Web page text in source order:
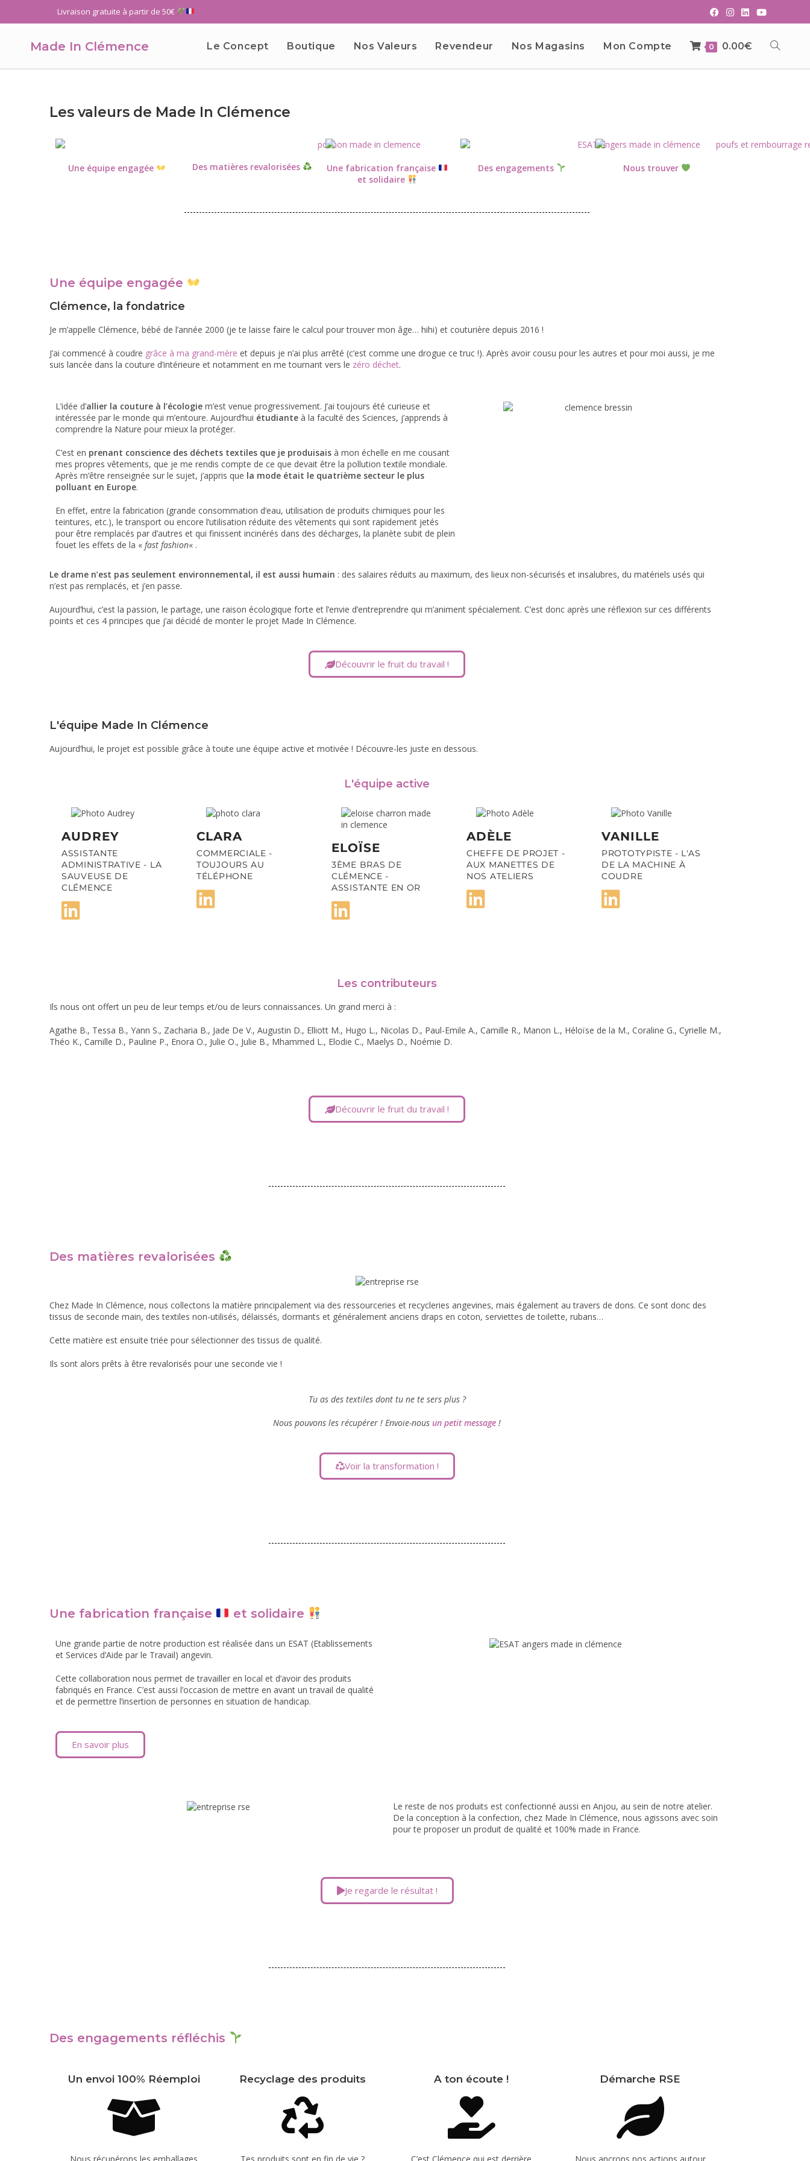
Livraison gratuite à partir de 50€
Made In Clémence Le Concept Boutique Nos Valeurs Revendeur Nos Magasins Mon Compte 0 0.00€
Les valeurs de Made In Clémence
Une équipe engagée Des matières revalorisées
Une fabrication française
et solidaire
Des engagements Nous trouver
Une équipe engagée
Clémence, la fondatrice
Je m’appelle Clémence, bébé de l’année 2000 (je te laisse faire le calcul pour trouver mon âge… hihi) et couturière depuis 2016 !
J’ai commencé à coudre grâce à ma grand-mère et depuis je n’ai plus arrêté (c’est comme une drogue ce truc !). Après avoir cousu pour les autres et pour moi aussi, je me
suis lancée dans la couture d’intérieure et notamment en me tournant vers le zéro déchet.
L’idée d’allier la couture à l’écologie m’est venue progressivement. J’ai toujours été curieuse et
intéressée par le monde qui m’entoure. Aujourd’hui étudiante à la faculté des Sciences, j’apprends à
comprendre la Nature pour mieux la protéger.
C’est en prenant conscience des déchets textiles que je produisais à mon échelle en me cousant
mes propres vêtements, que je me rendis compte de ce que devait être la pollution textile mondiale.
Après m’être renseignée sur le sujet, j’appris que la mode était le quatrième secteur le plus
polluant en Europe.
En effet, entre la fabrication (grande consommation d’eau, utilisation de produits chimiques pour les
teintures, etc.), le transport ou encore l’utilisation réduite des vêtements qui sont rapidement jetés
pour être remplacés par d’autres et qui finissent incinérés dans des décharges, la planète subit de plein
fouet les effets de la « fast fashion« .
Le drame n’est pas seulement environnemental, il est aussi humain : des salaires réduits au maximum, des lieux non-sécurisés et insalubres, du matériels usés qui
n’est pas remplacés, et j’en passe.
Aujourd’hui, c’est la passion, le partage, une raison écologique forte et l’envie d’entreprendre qui m’animent spécialement. C’est donc après une réflexion sur ces différents
points et ces 4 principes que j’ai décidé de monter le projet Made In Clémence.
Découvrir le fruit du travail !
L'équipe Made In Clémence
Aujourd’hui, le projet est possible grâce à toute une équipe active et motivée ! Découvre-les juste en dessous.
L'équipe active
AUDREY
ASSISTANTE
ADMINISTRATIVE - LA
SAUVEUSE DE
CLÉMENCE
CLARA
COMMERCIALE -
TOUJOURS AU
TÉLÉPHONE
ELOÏSE
3ÈME BRAS DE
CLÉMENCE -
ASSISTANTE EN OR
ADÈLE
CHEFFE DE PROJET -
AUX MANETTES DE
NOS ATELIERS
VANILLE
PROTOTYPISTE - L'AS
DE LA MACHINE À
COUDRE
Les contributeurs
Ils nous ont offert un peu de leur temps et/ou de leurs connaissances. Un grand merci à :
Agathe B., Tessa B., Yann S., Zacharia B., Jade De V., Augustin D., Elliott M., Hugo L., Nicolas D., Paul-Emile A., Camille R., Manon L., Héloïse de la M., Coraline G., Cyrielle M.,
Théo K., Camille D., Pauline P., Enora O., Julie O., Julie B., Mhammed L., Elodie C., Maelys D., Noémie D.
Découvrir le fruit du travail !
Des matières revalorisées
Chez Made In Clémence, nous collectons la matière principalement via des ressourceries et recycleries angevines, mais également au travers de dons. Ce sont donc des
tissus de seconde main, des textiles non-utilisés, délaissés, dormants et généralement anciens draps en coton, serviettes de toilette, rubans…
Cette matière est ensuite triée pour sélectionner des tissus de qualité.
Ils sont alors prêts à être revalorisés pour une seconde vie !
Tu as des textiles dont tu ne te sers plus ?
Nous pouvons les récupérer ! Envoie-nous un petit message !
Voir la transformation !
Une fabrication française et solidaire
Une grande partie de notre production est réalisée dans un ESAT (Etablissements
et Services d’Aide par le Travail) angevin.
Cette collaboration nous permet de travailler en local et d’avoir des produits
fabriqués en France. C’est aussi l’occasion de mettre en avant un travail de qualité
et de permettre l’insertion de personnes en situation de handicap.
En savoir plus
Le reste de nos produits est confectionné aussi en Anjou, au sein de notre atelier.
De la conception à la confection, chez Made In Clémence, nous agissons avec soin
pour te proposer un produit de qualité et 100% made in France.
Je regarde le résultat !
Des engagements réfléchis
Un envoi 100% Réemploi
Nous récupérons les emballages
Recyclage des produits
Tes produits sont en fin de vie ?
A ton écoute !
C’est Clémence qui est derrière
Démarche RSE
Nous ancrons nos actions autour